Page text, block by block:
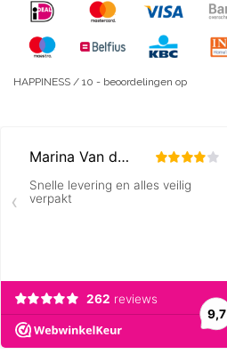
HAPPINESS / 10 - beoordelingen op